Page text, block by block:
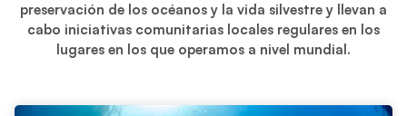
preservación de los océanos y la vida silvestre y llevan a
cabo iniciativas comunitarias locales regulares en los
lugares en los que operamos a nivel mundial.